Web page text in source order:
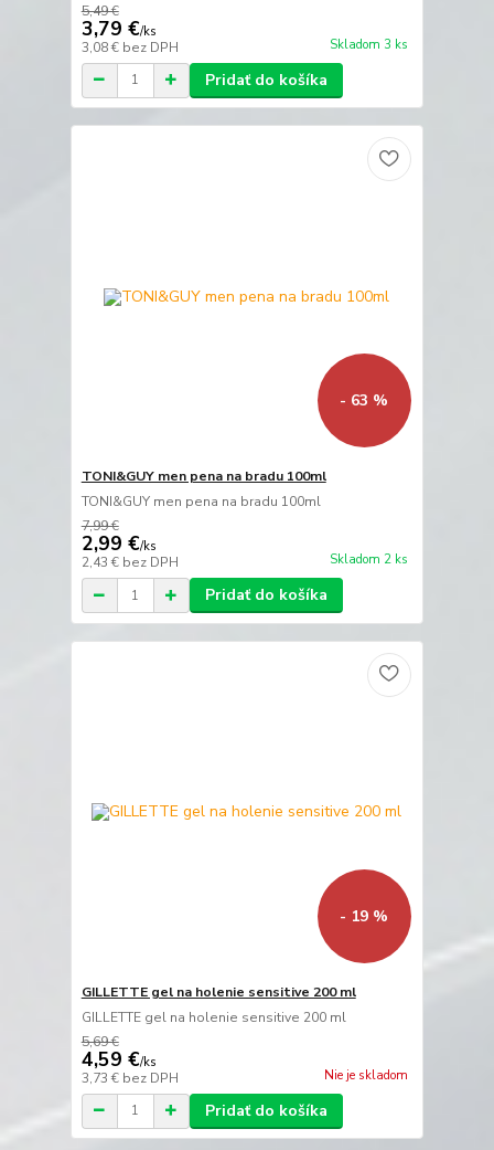
5,49 €
3,79 €/ks
3,08 € bez DPH Skladom 3 ks
Pridať do košíka
- 63 %
TONI&GUY men pena na bradu 100ml
TONI&GUY men pena na bradu 100ml
7,99 €
2,99 €/ks
2,43 € bez DPH Skladom 2 ks
Pridať do košíka
- 19 %
GILLETTE gel na holenie sensitive 200 ml
GILLETTE gel na holenie sensitive 200 ml
5,69 €
4,59 €/ks
3,73 € bez DPH Nie je skladom
Pridať do košíka